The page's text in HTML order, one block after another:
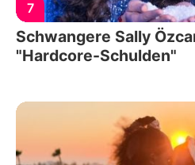
7
Schwangere Sally
"Hardcore-Schulden"